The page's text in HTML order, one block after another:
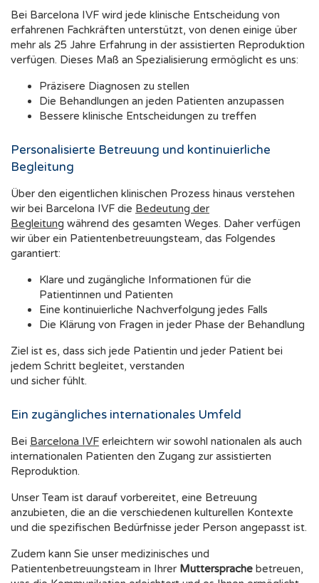
Bei Barcelona IVF wird jede klinische Entscheidung von
erfahrenen Fachkräften unterstützt, von denen einige über
mehr als 25 Jahre Erfahrung in der assistierten Reproduktion
verfügen. Dieses Maß an Spezialisierung ermöglicht es uns:
Präzisere Diagnosen zu stellen
Die Behandlungen an jeden Patienten anzupassen
Bessere klinische Entscheidungen zu treffen
Personalisierte Betreuung und kontinuierliche
Begleitung
Über den eigentlichen klinischen Prozess hinaus verstehen
wir bei Barcelona IVF die Bedeutung der
Begleitung während des gesamten Weges. Daher verfügen
wir über ein Patientenbetreuungsteam, das Folgendes
garantiert:
Klare und zugängliche Informationen für die
Patientinnen und Patienten
Eine kontinuierliche Nachverfolgung jedes Falls
Die Klärung von Fragen in jeder Phase der Behandlung
Ziel ist es, dass sich jede Patientin und jeder Patient bei
jedem Schritt begleitet, verstanden
und sicher fühlt.
Ein zugängliches internationales Umfeld
Bei Barcelona IVF erleichtern wir sowohl nationalen als auch
internationalen Patienten den Zugang zur assistierten
Reproduktion.
Unser Team ist darauf vorbereitet, eine Betreuung
anzubieten, die an die verschiedenen kulturellen Kontexte
und die spezifischen Bedürfnisse jeder Person angepasst ist.
Zudem kann Sie unser medizinisches und
Patientenbetreuungsteam in Ihrer Muttersprache betreuen,